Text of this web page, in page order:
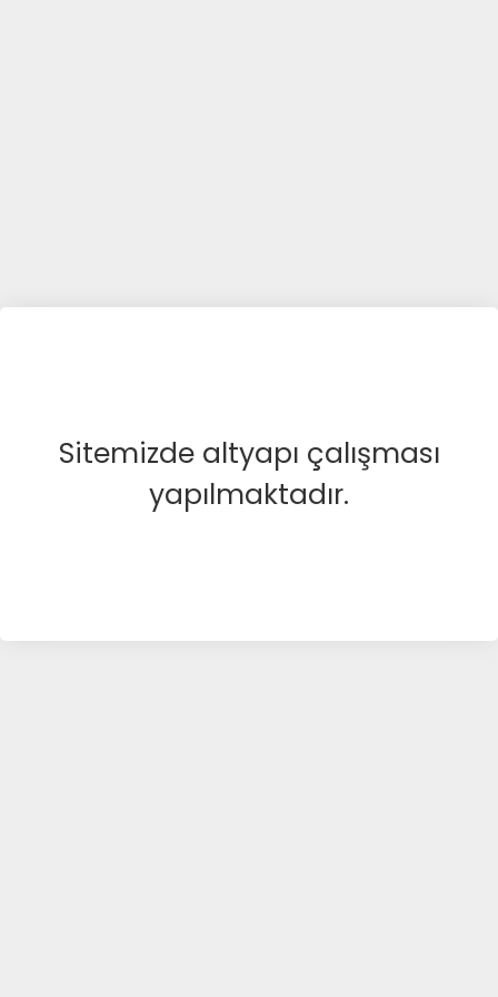
Sitemizde altyapı çalışması
yapılmaktadır.